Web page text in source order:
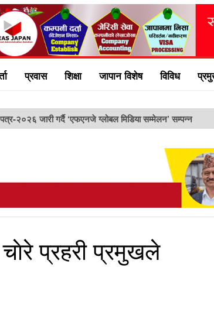
प्रवास शिक्षा जापान विशेष विविध
२०२६ जारी गर्दै ‘एफएनजे ग्लोबल मिडिया सम्मेलन’ सम्पन्न
प्रहरी प्रमुखले